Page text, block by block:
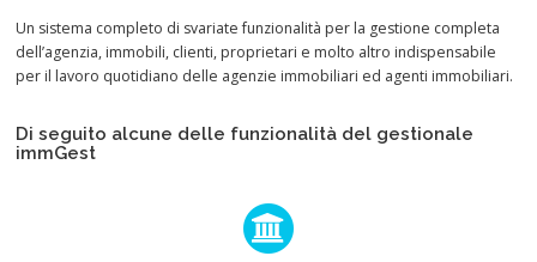
Un sistema completo di svariate funzionalità per la gestione completa
dell’agenzia, immobili, clienti, proprietari e molto altro indispensabile
per il lavoro quotidiano delle agenzie immobiliari ed agenti immobiliari.
Di seguito alcune delle funzionalità del gestionale
immGest